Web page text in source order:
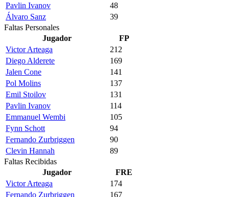
Pavlin Ivanov
48
Álvaro Sanz
39
Faltas Personales
Jugador
FP
Victor Arteaga
212
Diego Alderete
169
Jalen Cone
141
Pol Molins
137
Emil Stoilov
131
Pavlin Ivanov
114
Emmanuel Wembi
105
Fynn Schott
94
Fernando Zurbriggen
90
Clevin Hannah
89
Faltas Recibidas
Jugador
FRE
Victor Arteaga
174
Fernando Zurbriggen
167